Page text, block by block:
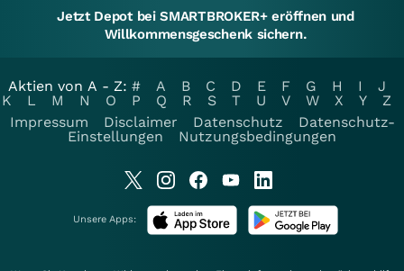
Jetzt Depot bei SMARTBROKER+ eröffnen und
Willkommensgeschenk sichern.
Aktien von A - Z: # A B C D E F G H I
J
K
L M N O P Q R S T U V W X Y
Z
Impressum
Disclaimer Datenschutz
Datenschutz-
Einstellungen
Nutzungsbedingungen
Unsere Apps: